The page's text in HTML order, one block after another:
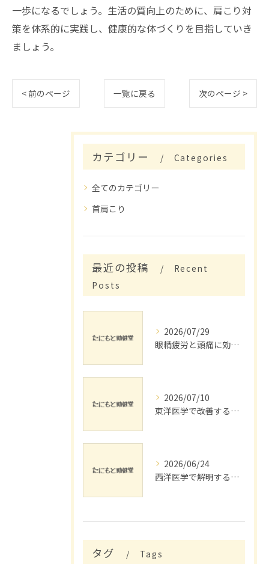
一歩になるでしょう。生活の質向上のために、肩こり対
策を体系的に実践し、健康的な体づくりを目指していき
ましょう。
< 前のページ 一覧に戻る 次のページ >
カテゴリー Categories
全てのカテゴリー
首肩こり
最近の投稿
Recent
Posts
2026/07/29
眼精疲労と頭痛に効くリラックス法
2026/07/10
東洋医学で改善する脚の浮腫とリンパ流し
2026/06/24
西洋医学で解明する睡眠障害対策
タグ Tags